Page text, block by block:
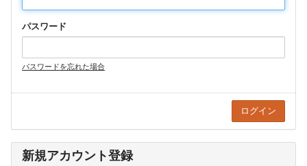
パスワード
パスワードを忘れた場合
新規アカウント登録